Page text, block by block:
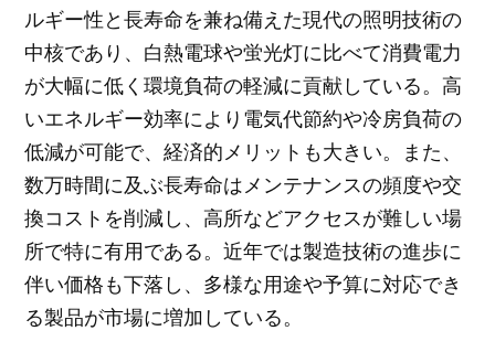
ルギー性と長寿命を兼ね備えた現代の照明技術の
中核であり、白熱電球や蛍光灯に比べて消費電力
が大幅に低く環境負荷の軽減に貢献している。高
いエネルギー効率により電気代節約や冷房負荷の
低減が可能で、経済的メリットも大きい。また、
数万時間に及ぶ長寿命はメンテナンスの頻度や交
換コストを削減し、高所などアクセスが難しい場
所で特に有用である。近年では製造技術の進歩に
伴い価格も下落し、多様な用途や予算に対応でき
る製品が市場に増加している。